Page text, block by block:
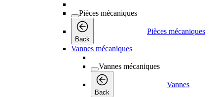
Pièces mécaniques
Back
Pièces mécaniques
Vannes mécaniques
Vannes mécaniques
Back
Vannes